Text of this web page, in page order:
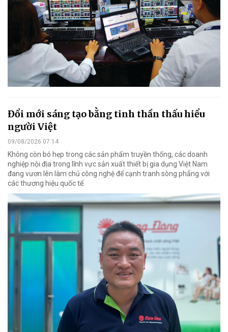
Đổi mới sáng tạo bằng tinh thần thấu hiểu
người Việt
09/08/2026 07:14
Không còn bó hẹp trong các sản phẩm truyền thống, các doanh
nghiệp nội địa trong lĩnh vực sản xuất thiết bị gia dụng Việt Nam
đang vươn lên làm chủ công nghệ để cạnh tranh sòng phẳng với
các thương hiệu quốc tế.